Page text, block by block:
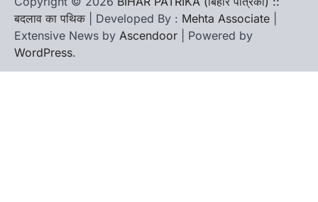
बदलाव का पथिक | Developed By : Mehta Associate
Extensive News by Ascendoor | Powered by
WordPress.